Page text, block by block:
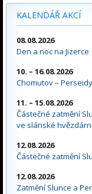
KALENDÁŘ AKCÍ
08.08.2026
Den a noc na Jizerce
10. – 16.08.2026
Chomutov –
11. – 15.08.2026
Částečné zatmění
ve slánské
12.08.2026
Částečné zatmění
12.08.2026
Zatmění Slunce a